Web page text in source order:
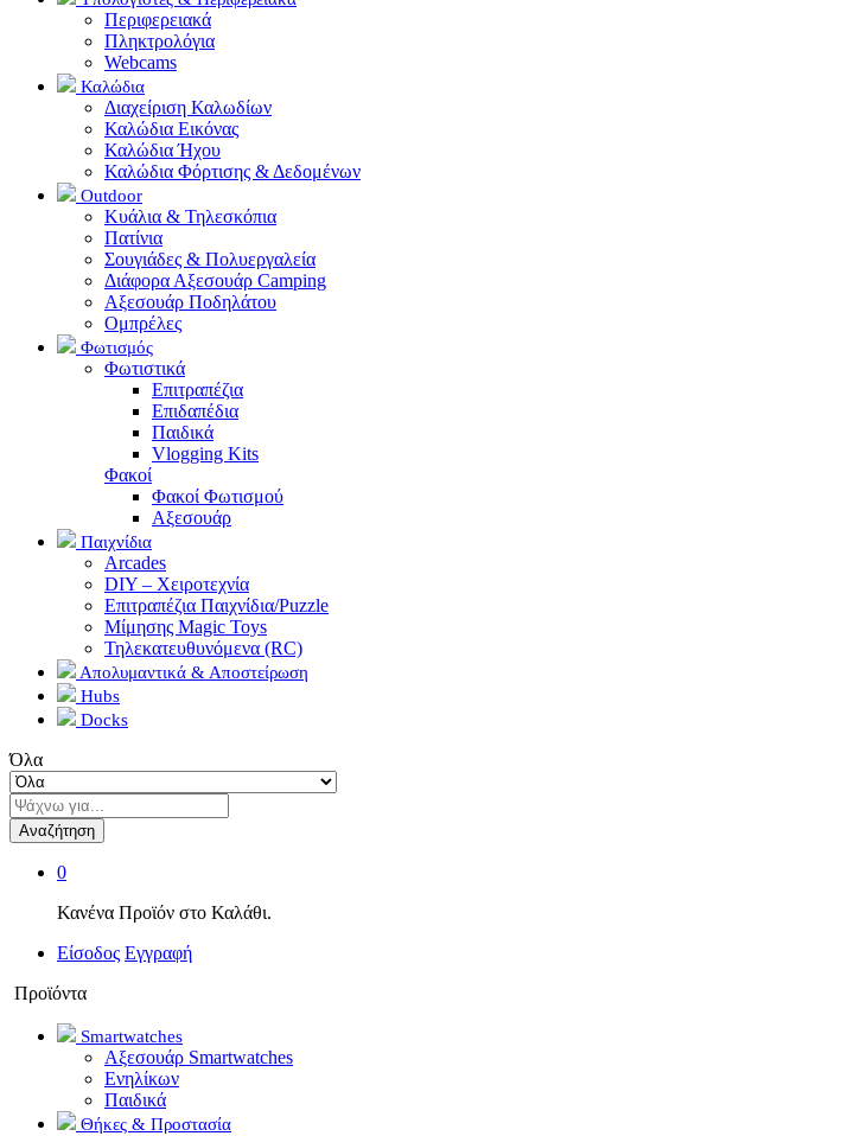
Περιφερειακά
Πληκτρολόγια
Webcams
Καλώδια
Διαχείριση Καλωδίων
Καλώδια Εικόνας
Καλώδια Ήχου
Καλώδια Φόρτισης & Δεδομένων
Outdoor
Κυάλια & Τηλεσκόπια
Πατίνια
Σουγιάδες & Πολυεργαλεία
Διάφορα Αξεσουάρ Camping
Αξεσουάρ Ποδηλάτου
Ομπρέλες
Φωτισμός
Φωτιστικά
Επιτραπέζια
Επιδαπέδια
Παιδικά
Vlogging Kits
Φακοί
Φακοί Φωτισμού
Αξεσουάρ
Παιχνίδια
Arcades
DIY – Χειροτεχνία
Επιτραπέζια Παιχνίδια/Puzzle
Μίμησης Magic Toys
Τηλεκατευθυνόμενα (RC)
Απολυμαντικά & Αποστείρωση
Hubs
Docks
Όλα
Αναζήτηση
0
Κανένα Προϊόν στο Καλάθι.
Είσοδος Εγγραφή
Προϊόντα
Smartwatches
Αξεσουάρ Smartwatches
Ενηλίκων
Παιδικά
Θήκες & Προστασία